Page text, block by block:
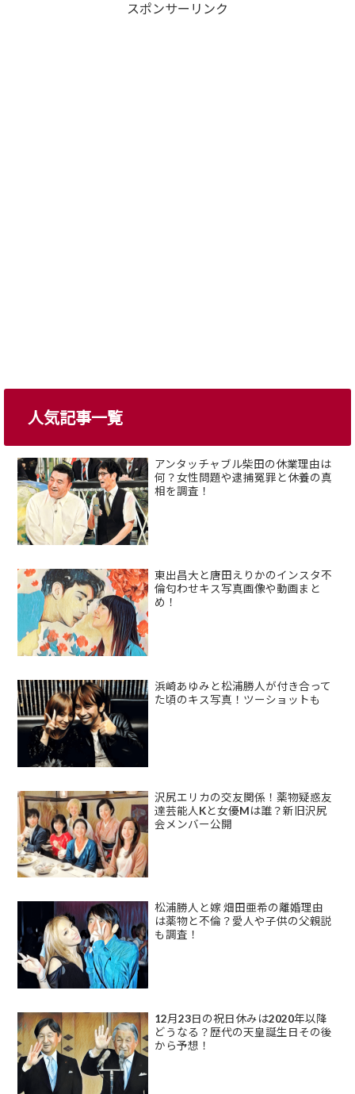
スポンサーリンク
人気記事一覧
アンタッチャブル柴田の休業理由は
何？女性問題や逮捕冤罪と休養の真
相を調査！
東出昌大と唐田えりかのインスタ不
倫匂わせキス写真画像や動画まと
め！
浜崎あゆみと松浦勝人が付き合って
た頃のキス写真！ツーショットも
沢尻エリカの交友関係！薬物疑惑友
達芸能人Kと女優Mは誰？新旧沢尻
会メンバー公開
松浦勝人と嫁 畑田亜希の離婚理由
は薬物と不倫？愛人や子供の父親説
も調査！
12月23日の祝日休みは2020年以降
どうなる？歴代の天皇誕生日その後
から予想！